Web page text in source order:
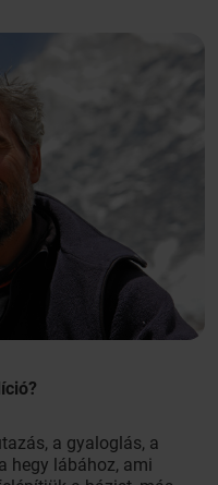
a gyaloglás, a
hegy lábához, ami